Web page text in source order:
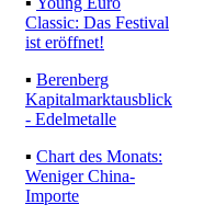
Classic: Das Festival
ist eröffnet!
▪ Berenberg
Kapitalmarktausblick
- Edelmetalle
▪ Chart des Monats:
Weniger China-
Importe